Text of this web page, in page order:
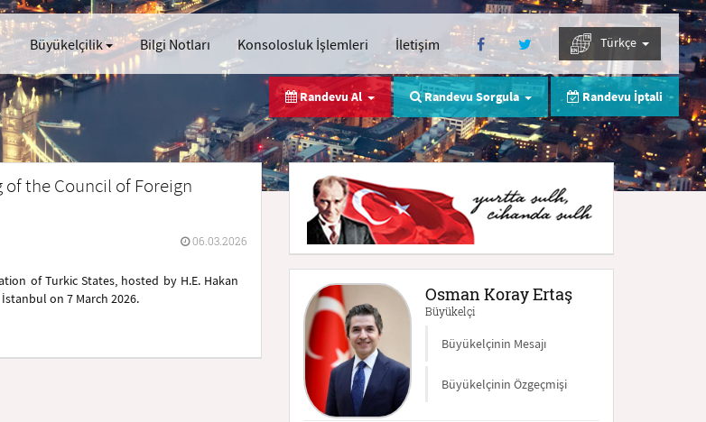
Büyükelçilik Bilgi Notları Konsolosluk İşlemleri İletişim Türkçe
Randevu Al Randevu Sorgula Randevu İptali
of the Council of Foreign
06.03.2026
of Turkic States, hosted by H.E. Hakan
on 7 March 2026.
Osman Koray Ertaş
Büyükelçi
Büyükelçinin Mesajı
Büyükelçinin Özgeçmişi